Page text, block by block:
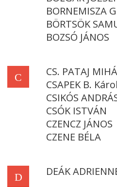
BORNEMISZA
BÖRTSÖK
BOZSÓ JÁNOS
C
CS. PATAJ
CSAPEK B.
CSIKÓS
CSÓK ISTVÁN
CZENCZ JÁNOS
CZENE BÉLA
D DEÁK